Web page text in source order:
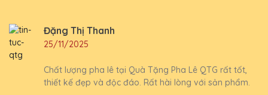
Đặng Thị Thanh
25/11/2025
Chất lượng pha lê tại Quà Tặng Pha Lê QTG rất tốt,
thiết kế đẹp và độc đáo. Rất hài lòng với sản phẩm.